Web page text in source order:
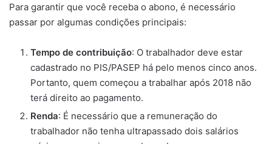
Para garantir que você receba o abono, é necessário
passar por algumas condições principais:
Tempo de contribuição: O trabalhador deve estar
cadastrado no PIS/PASEP há pelo menos cinco anos.
Portanto, quem começou a trabalhar após 2018 não
terá direito ao pagamento.
Renda: É necessário que a remuneração do
trabalhador não tenha ultrapassado dois salários